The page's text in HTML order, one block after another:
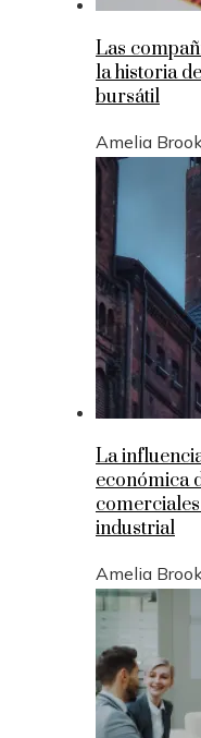
Las
la historia
bursátil
Amelia
La
económica
industrial
Amelia